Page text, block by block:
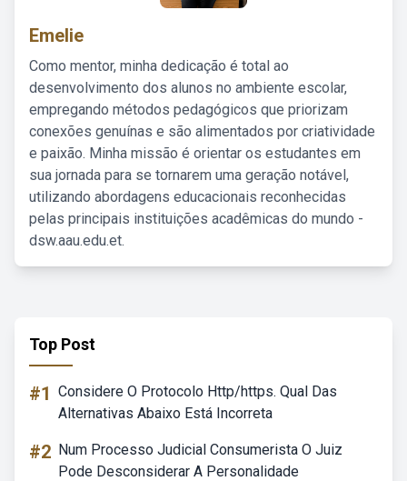
Emelie
Como mentor, minha dedicação é total ao
desenvolvimento dos alunos no ambiente escolar,
empregando métodos pedagógicos que priorizam
conexões genuínas e são alimentados por criatividade
e paixão. Minha missão é orientar os estudantes em
sua jornada para se tornarem uma geração notável,
utilizando abordagens educacionais reconhecidas
pelas principais instituições acadêmicas do mundo -
dsw.aau.edu.et.
Top Post
#1 Considere O Protocolo Http/https. Qual Das
Alternativas Abaixo Está Incorreta
#2 Num Processo Judicial Consumerista O Juiz
Pode Desconsiderar A Personalidade